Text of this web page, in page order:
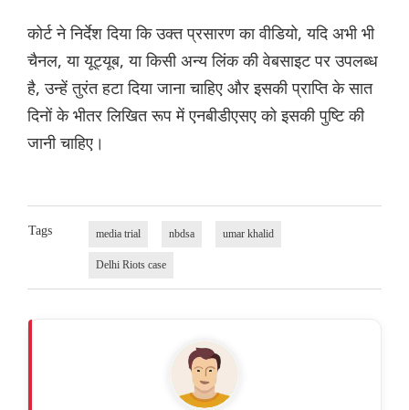
कोर्ट ने निर्देश दिया कि उक्त प्रसारण का वीडियो, यदि अभी भी
चैनल, या यूट्यूब, या किसी अन्य लिंक की वेबसाइट पर उपलब्ध
है, उन्हें तुरंत हटा दिया जाना चाहिए और इसकी प्राप्ति के सात
दिनों के भीतर लिखित रूप में एनबीडीएसए को इसकी पुष्टि की
जानी चाहिए।
Tags media trial nbdsa umar khalid
Delhi Riots case